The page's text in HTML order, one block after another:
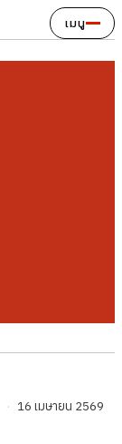
เมนู
· 16 เมษายน 2569